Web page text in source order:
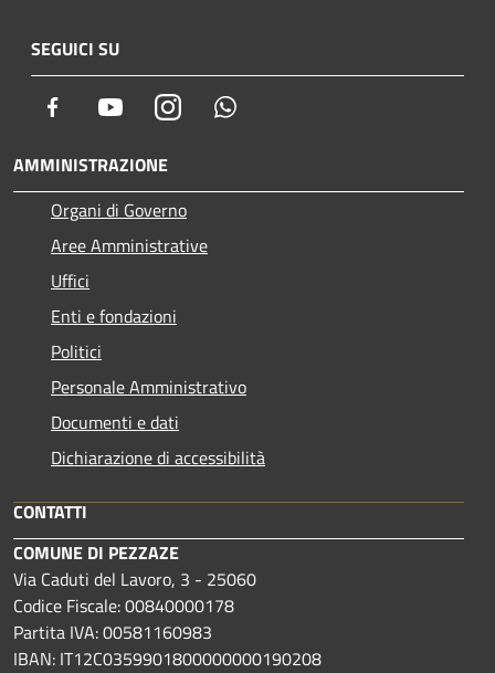
SEGUICI SU
Facebook YoutubeInstagram
AMMINISTRAZIONE
Organi di Governo
Aree Amministrative
Uffici
Enti e fondazioni
Politici
Personale Amministrativo
Documenti e dati
Dichiarazione di accessibilità
CONTATTI
COMUNE DI PEZZAZE
Via Caduti del Lavoro, 3 - 25060
Codice Fiscale: 00840000178
Partita IVA: 00581160983
IBAN: IT12C0359901800000000190208